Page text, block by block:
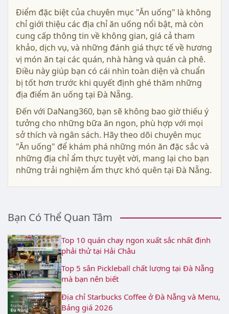
Điểm đặc biệt của chuyên mục "Ăn uống" là không
chỉ giới thiệu các địa chỉ ăn uống nổi bật, mà còn
cung cấp thông tin về không gian, giá cả tham
khảo, dịch vụ, và những đánh giá thực tế về hương
vị món ăn tại các quán, nhà hàng và quán cà phê.
Điều này giúp bạn có cái nhìn toàn diện và chuẩn
bị tốt hơn trước khi quyết định ghé thăm những
địa điểm ăn uống tại Đà Nẵng.
Đến với DaNang360, bạn sẽ không bao giờ thiếu ý
tưởng cho những bữa ăn ngon, phù hợp với mọi
sở thích và ngân sách. Hãy theo dõi chuyên mục
"Ăn uống" để khám phá những món ăn đặc sắc và
những địa chỉ ẩm thực tuyệt vời, mang lại cho bạn
những trải nghiệm ẩm thực khó quên tại Đà Nẵng.
Bạn Có Thể Quan Tâm
Top 10 quán chay ngon xuất sắc nhất định
phải thử tại Hải Châu
Top 5 sân Pickleball chất lượng tại Đà Nẵng
mà bạn nên biết
Địa chỉ Starbucks Coffee ở Đà Nẵng và Menu,
Bảng giá 2026